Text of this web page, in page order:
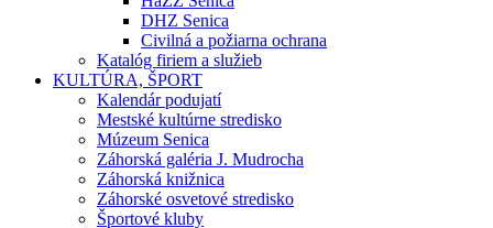
DHZ Senica
Civilná a požiarna ochrana
Katalóg firiem a služieb
KULTÚRA, ŠPORT
Kalendár podujatí
Mestské kultúrne stredisko
Múzeum Senica
Záhorská galéria J. Mudrocha
Záhorská knižnica
Záhorské osvetové stredisko
Športové kluby